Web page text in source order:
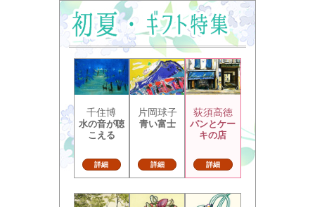
千住博
水の音が聴
こえる
詳細
片岡球子
青い富士
詳細
荻須高徳
パンとケー
キの店
詳細